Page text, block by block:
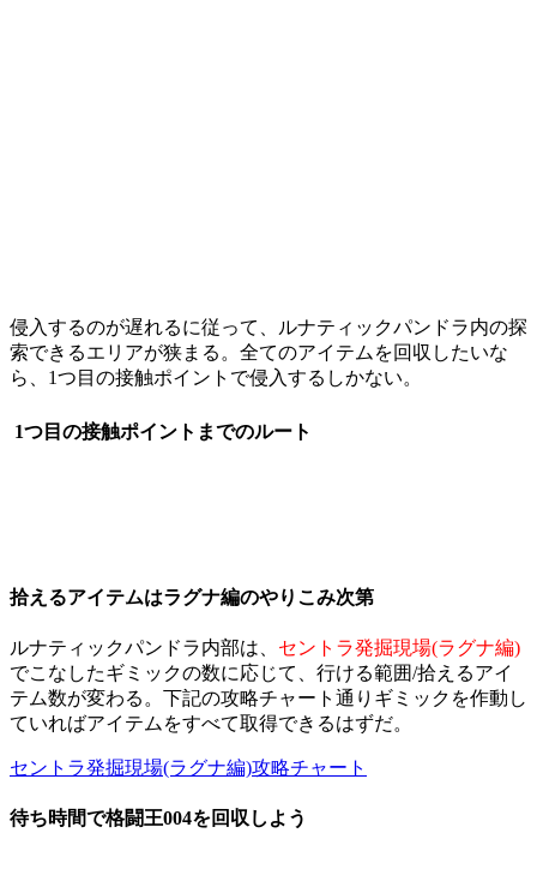
侵入するのが遅れるに従って、ルナティックパンドラ内の探
索できるエリアが狭まる。全てのアイテムを回収したいな
ら、1つ目の接触ポイントで侵入するしかない。
1つ目の接触ポイントまでのルート
拾えるアイテムはラグナ編のやりこみ次第
ルナティックパンドラ内部は、 セントラ発掘現場(ラグナ編)
でこなしたギミックの数に応じて、行ける範囲/拾えるアイ
テム数が変わる。下記の攻略チャート通りギミックを作動し
ていればアイテムをすべて取得できるはずだ。
セントラ発掘現場(ラグナ編)攻略チャート
待ち時間で格闘王004を回収しよう